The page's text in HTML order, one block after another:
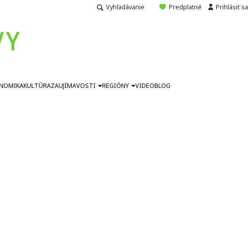
Vyhľadávanie Predplatné Prihlásiť sa
KULTÚRAZAUJÍMAVOSTI REGIÓNY VIDEOBLOG